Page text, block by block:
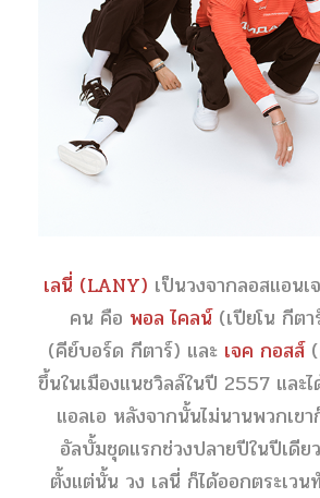
เลนี่ (LANY) เป็นวงจากลอสแอน
คน คือ พอล ไคลน์ (เปียโน กีตา
(คีย์บอร์ด กีตาร์) และ เจค กอสส์
ขึ้นในเมืองแนชวิลล์ในปี 2557 และ
แอลเอ หลังจากนั้นไม่นานพวกเข
อัลบั้มชุดแรกช่วงปลายปีในปีเดีย
ตั้งแต่นั้น วง เลนี่ ก็ได้ออกตระเวน